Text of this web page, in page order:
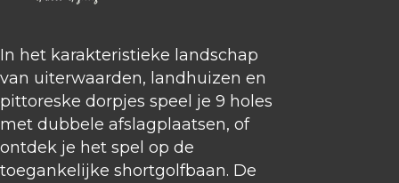
In het karakteristieke landschap
van uiterwaarden, landhuizen en
pittoreske dorpjes speel je 9 holes
met dubbele afslagplaatsen, of
ontdek je het spel op de
toegankelijke shortgolfbaan. De